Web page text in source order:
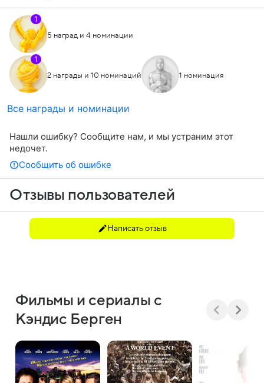
1
5 наград и 4 номинации
1
2 награды и 10 номинаций 1 номинация
Все награды и номинации
Нашли ошибку? Сообщите нам, и мы устраним этот
недочет.
Сообщить об ошибке
Отзывы пользователей
Написать отзыв
Фильмы и сериалы с
Кэндис Берген